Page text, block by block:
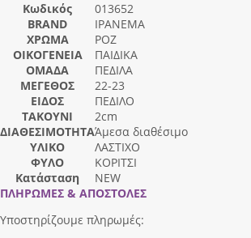
Κωδικός
013652
BRAND
IPANEMA
ΧΡΩΜΑ
ΡΟΖ
ΟΙΚΟΓΕΝΕΙΑ
ΠΑΙΔΙΚΑ
ΟΜΑΔΑ
ΠΕΔΙΛΑ
ΜΕΓΕΘΟΣ
22-23
ΕΙΔΟΣ
ΠΕΔΙΛΟ
ΤΑΚΟΥΝΙ
2cm
ΔΙΑΘΕΣΙΜΟΤΗΤΑΆμεσα διαθέσιμο
ΥΛΙΚΟ
ΛΑΣΤΙΧΟ
ΦΥΛΟ
ΚΟΡΙΤΣΙ
Κατάσταση
NEW
ΠΛΗΡΩΜΕΣ & ΑΠΟΣΤΟΛΕΣ
Υποστηρίζουμε πληρωμές: